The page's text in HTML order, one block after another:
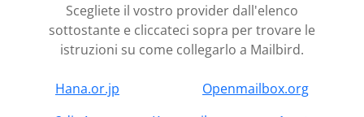
Scegliete il vostro provider dall'elenco
sottostante e cliccateci sopra per trovare le
istruzioni su come collegarlo a Mailbird.
Hana.or.jp
Openmailbox.org